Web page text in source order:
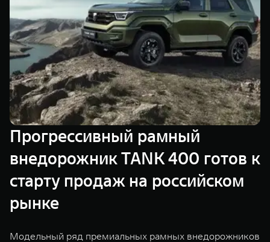
TANK 500
Веди за собой
TANK 700
TANK Финансы
Корпоративным клиентам
TANK ФИНАНСЫ
TANK Кредит
TANK Лизинг
TANK Страхование
Сервис
Специальные предложения
Моторные масла
ЦИФРОВЫЕ СЕРВИСЫ TANK
Цифровые сервисы TANK
Подписки
Прогрессивный рамный
внедорожник TANK 400 готов к
старту продаж на российском
рынке
Модельный ряд премиальных рамных внедорожников